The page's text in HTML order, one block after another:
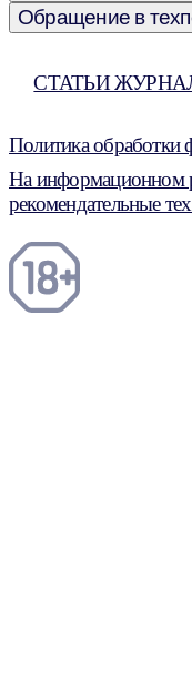
Обращение в
СТАТЬИ
Политика обработки
На информационном
рекомендательные